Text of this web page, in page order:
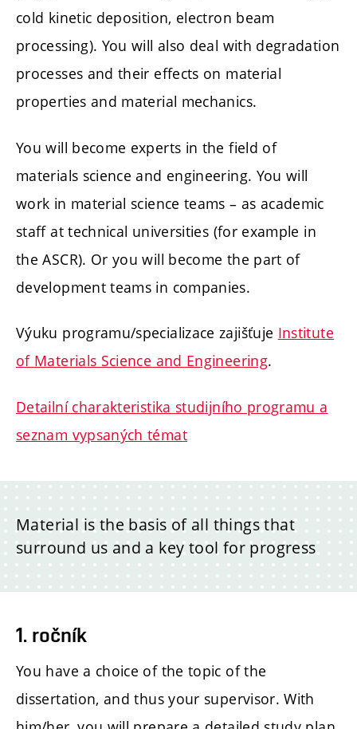
cold kinetic deposition, electron beam
processing). You will also deal with degradation
processes and their effects on material
properties and material mechanics.
You will become experts in the field of
materials science and engineering. You will
work in material science teams – as academic
staff at technical universities (for example in
the ASCR). Or you will become the part of
development teams in companies.
Výuku programu/specializace zajišťuje Institute
of Materials Science and Engineering.
Detailní charakteristika studijního programu a
seznam vypsaných témat
Material is the basis of all things that
surround us and a key tool for progress
1. ročník
You have a choice of the topic of the
dissertation, and thus your supervisor. With